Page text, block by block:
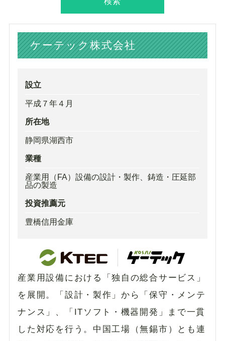
ケーテック株式会社
設立
平成７年４月
所在地
静岡県湖西市
業種
産業用（FA）設備の設計・製作、鋳造・圧延部
品の製造
投資推薦元
豊橋信用金庫
産業用設備における「独自の総合サービス」
を展開。「設計・製作」から「保守・メンテ
ナンス」、「ITソフト・機器開発」まで一貫
した対応を行う。中国工場（無錫市）とも連